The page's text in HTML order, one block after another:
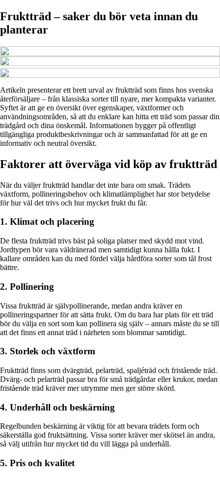
Fruktträd – saker du bör veta innan du
planterar
Artikeln presenterar ett brett urval av fruktträd som finns hos svenska
återförsäljare – från klassiska sorter till nyare, mer kompakta varianter.
Syftet är att ge en översikt över egenskaper, växtformer och
användningsområden, så att du enklare kan hitta ett träd som passar din
trädgård och dina önskemål. Informationen bygger på offentligt
tillgängliga produktbeskrivningar och är sammanfattad för att ge en
informativ och neutral översikt.
Faktorer att överväga vid köp av fruktträd
När du väljer fruktträd handlar det inte bara om smak. Trädets
växtform, pollineringsbehov och klimatlämplighet har stor betydelse
för hur väl det trivs och hur mycket frukt du får.
1. Klimat och placering
De flesta fruktträd trivs bäst på soliga platser med skydd mot vind.
Jordtypen bör vara väldränerad men samtidigt kunna hålla fukt. I
kallare områden kan du med fördel välja hårdföra sorter som tål frost
bättre.
2. Pollinering
Vissa fruktträd är självpollinerande, medan andra kräver en
pollineringspartner för att sätta frukt. Om du bara har plats för ett träd
bör du välja en sort som kan pollinera sig själv – annars måste du se till
att det finns ett annat träd i närheten som blommar samtidigt.
3. Storlek och växtform
Fruktträd finns som dvärgträd, pelarträd, spaljéträd och fristående träd.
Dvärg- och pelarträd passar bra för små trädgårdar eller krukor, medan
fristående träd kräver mer utrymme men ger större skörd.
4. Underhåll och beskärning
Regelbunden beskärning är viktig för att bevara trädets form och
säkerställa god fruktsättning. Vissa sorter kräver mer skötsel än andra,
så välj utifrån hur mycket tid du vill lägga på underhåll.
5. Pris och kvalitet